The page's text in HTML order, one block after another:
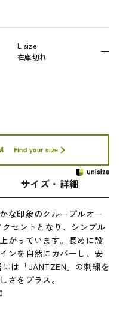
L size
在庫切れ
—
Find your size
サイズ・詳細
な印象のクループルオー
セントとなり、シンプル
がっています。長めに設
ンを自然にカバーし、安
は「JANTZEN」の刺繍を
さをプラス。